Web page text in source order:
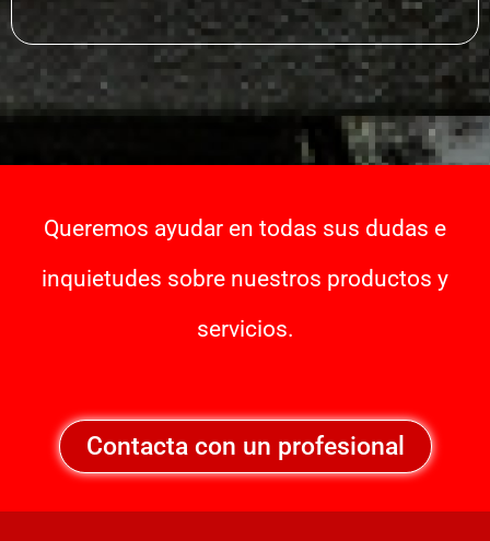
Queremos ayudar en todas sus dudas e
inquietudes sobre nuestros productos y
servicios.
Contacta con un profesional